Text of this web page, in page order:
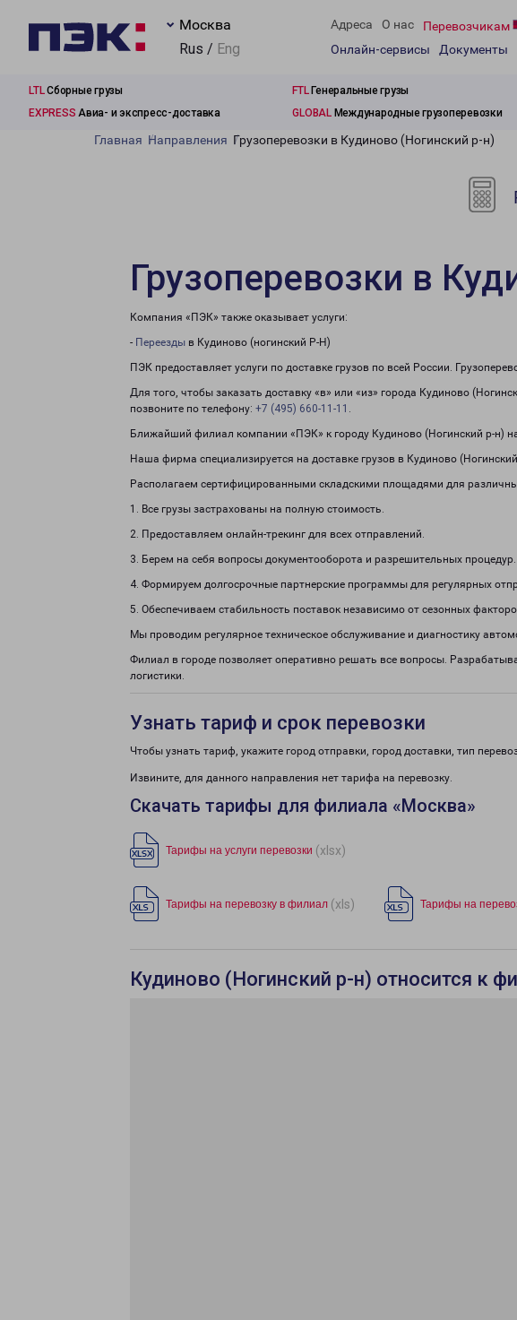
Москва
Rus / Eng
Адреса О нас Перевозчикам
Онлайн-сервисы
Документы
LTLСборные грузы FTLГенеральные грузы
EXPRESS Авиа- и экспресс-доставка GLOBALМеждународные грузоперевозки
Главная Направления Грузоперевозки в Кудиново (Ногинский р-н)
Грузоперевозки в
Компания «ПЭК» также оказывает услуги:
- Переезды в Кудиново (ногинский Р-Н)
ПЭК предоставляет услуги по доставке грузов по всей России.
Для того, чтобы заказать доставку «в» или «из» города Кудиново
позвоните по телефону: +7 (495) 660-11-11 .
Ближайший филиал компании «ПЭК» к городу Кудиново (Ногинский р-н)
Наша фирма специализируется на доставке грузов в Кудиново
Располагаем сертифицированными складскими площадями для
1. Все грузы застрахованы на полную стоимость.
2. Предоставляем онлайн-трекинг для всех отправлений.
3. Берем на себя вопросы документооборота и разрешительных процедур.
4. Формируем долгосрочные партнерские программы для регулярных
5. Обеспечиваем стабильность поставок независимо от сезонных
Мы проводим регулярное техническое обслуживание и диагностику
Филиал в городе позволяет оперативно решать все вопросы.
логистики.
Узнать тариф и срок перевозки
Чтобы узнать тариф, укажите город отправки, город доставки, тип
Извините, для данного направления нет тарифа на перевозку.
Скачать тарифы для филиала «Москва»
Тарифы на услуги перевозки (xlsx)
Тарифы на перевозку в филиал (xls) Тарифы на
Кудиново (Ногинский р-н) относится к